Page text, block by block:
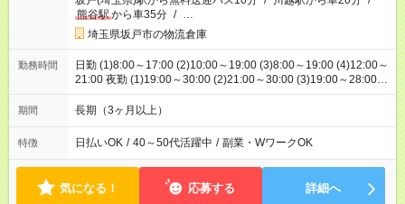
熊谷駅から車35分 / …
埼玉県坂戸市の物流倉庫
勤務時間
日勤 (1)8:00～17:00 (2)10:00～19:00 (3)8:00～19:00 (4)12:00～
21:00 夜勤 (1)19:00～30:00 (2)21:00～30:00 (3)19:00～28:00
(4)19:00～28:00 (5)19:00～29:00 ※1ヶ月単位の変形労働時間制
期間 長期（3ヶ月以上）
特徴 日払いOK / 40～50代活躍中 / 副業・WワークOK
気になる！ 応募する 詳細へ